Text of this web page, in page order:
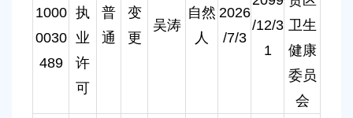
1000
0030
489
执
业
许
可
普
通
变
更
吴涛
自然
人
2026
/7/3
/12/3
1
卫生
健康
委员
会